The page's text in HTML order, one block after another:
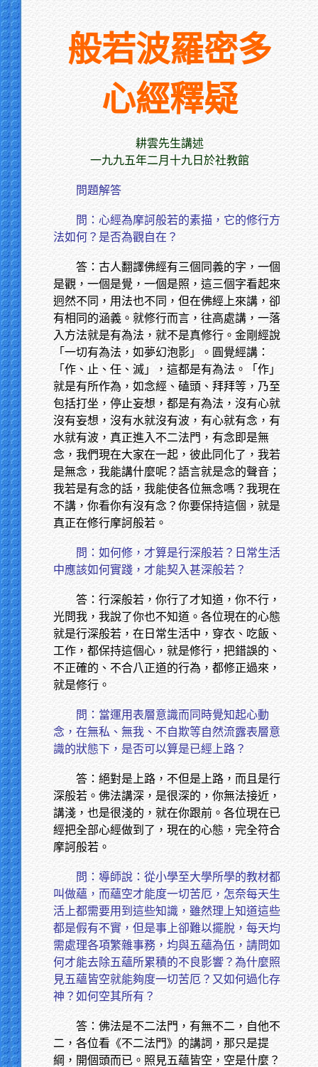
般若波羅密多
心經釋疑
耕雲先生講述
一九九五年二月十九日於社教館
問題解答
問：心經為摩訶般若的素描，它的修行方
法如何？是否為觀自在？
答：古人翻譯佛經有三個同義的字，一個
是觀，一個是覺，一個是照，這三個字看起來
迥然不同，用法也不同，但在佛經上來講，卻
有相同的涵義。就修行而言，往高處講，一落
入方法就是有為法，就不是真修行。金剛經說
「一切有為法，如夢幻泡影」。圓覺經講：
「作、止、任、滅」，這都是有為法。「作」
就是有所作為，如念經、磕頭、拜拜等，乃至
包括打坐，停止妄想，都是有為法，沒有心就
沒有妄想，沒有水就沒有波，有心就有念，有
水就有波，真正進入不二法門，有念即是無
念，我們現在大家在一起，彼此同化了，我若
是無念，我能講什麼呢？語言就是念的聲音；
我若是有念的話，我能使各位無念嗎？我現在
不講，你看你有沒有念？你要保持這個，就是
真正在修行摩訶般若。
問：如何修，才算是行深般若？日常生活
中應該如何實踐，才能契入甚深般若？
答：行深般若，你行了才知道，你不行，
光問我，我說了你也不知道。各位現在的心態
就是行深般若，在日常生活中，穿衣、吃飯、
工作，都保持這個心，就是修行，把錯誤的、
不正確的、不合八正道的行為，都修正過來，
就是修行。
問：當運用表層意識而同時覺知起心動
念，在無私、無我、不自欺等自然流露表層意
識的狀態下，是否可以算是已經上路？
答：絕對是上路，不但是上路，而且是行
深般若。佛法講深，是很深的，你無法接近，
講淺，也是很淺的，就在你跟前。各位現在已
經把全部心經做到了，現在的心態，完全符合
摩訶般若。
問：導師說：從小學至大學所學的教材都
叫做蘊，而蘊空才能度一切苦厄，怎奈每天生
活上都需要用到這些知識，雖然理上知道這些
都是假有不實，但是事上卻難以擺脫，每天均
需處理各項繁雜事務，均與五蘊為伍，請問如
何才能去除五蘊所累積的不良影響？為什麼照
見五蘊皆空就能夠度一切苦厄？又如何過化存
神？如何空其所有？
答：佛法是不二法門，有無不二，自他不
二，各位看《不二法門》的講詞，那只是提
綱，開個頭而已。照見五蘊皆空，空是什麼？